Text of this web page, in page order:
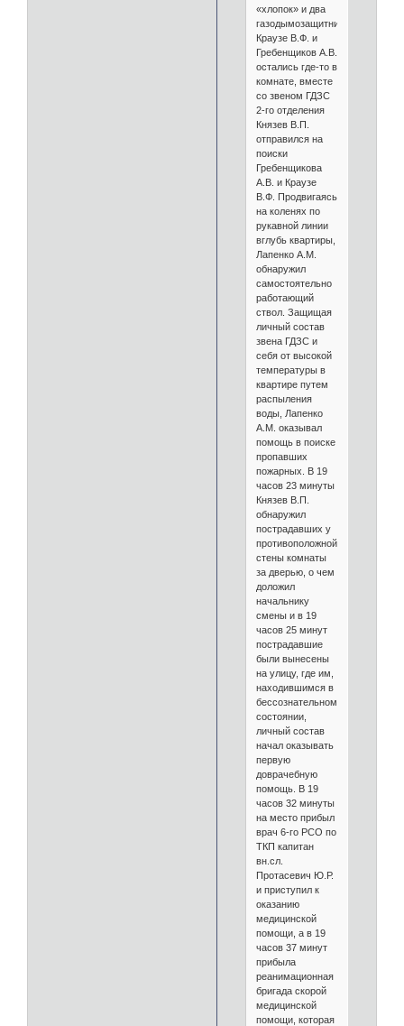
«хлопок» и два
газодымозащитника
Краузе В.Ф. и
Гребенщиков А.В.
остались где-то в
комнате, вместе
со звеном ГДЗС
2-го отделения
Князев В.П.
отправился на
поиски
Гребенщикова
А.В. и Краузе
В.Ф. Продвигаясь
на коленях по
рукавной линии
вглубь квартиры,
Лапенко А.М.
обнаружил
самостоятельно
работающий
ствол. Защищая
личный состав
звена ГДЗС и
себя от высокой
температуры в
квартире путем
распыления
воды, Лапенко
А.М. оказывал
помощь в поиске
пропавших
пожарных. В 19
часов 23 минуты
Князев В.П.
обнаружил
пострадавших у
противоположной
стены комнаты
за дверью, о чем
доложил
начальнику
смены и в 19
часов 25 минут
пострадавшие
были вынесены
на улицу, где им,
находившимся в
бессознательном
состоянии,
личный состав
начал оказывать
первую
доврачебную
помощь. В 19
часов 32 минуты
на место прибыл
врач 6-го РСО по
ТКП капитан
вн.сл.
Протасевич Ю.Р.
и приступил к
оказанию
медицинской
помощи, а в 19
часов 37 минут
прибыла
реанимационная
бригада скорой
медицинской
помощи, которая